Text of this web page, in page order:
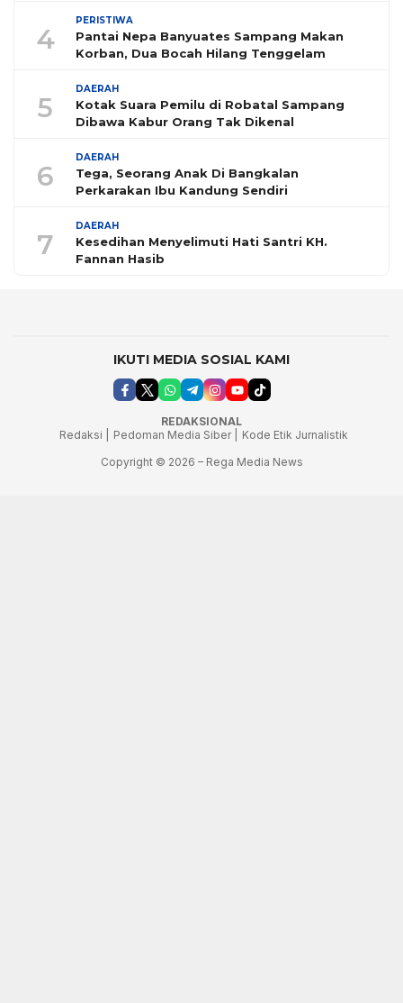
4
PERISTIWA
Pantai Nepa Banyuates Sampang Makan
Korban, Dua Bocah Hilang Tenggelam
5
DAERAH
Kotak Suara Pemilu di Robatal Sampang
Dibawa Kabur Orang Tak Dikenal
6
DAERAH
Tega, Seorang Anak Di Bangkalan
Perkarakan Ibu Kandung Sendiri
7
DAERAH
Kesedihan Menyelimuti Hati Santri KH.
Fannan Hasib
IKUTI MEDIA SOSIAL KAMI
REDAKSIONAL
Redaksi |
Pedoman Media Siber |
Kode Etik Jurnalistik
Copyright © 2026 – Rega Media News